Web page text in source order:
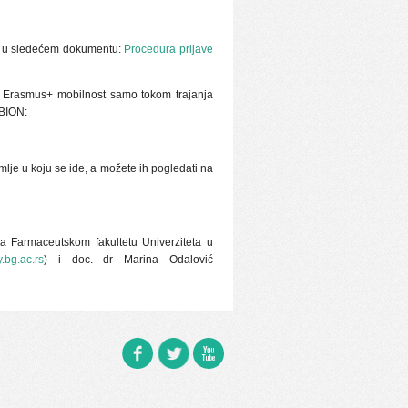
sledećem dokumentu: Procedura prijave
mobilnost samo tokom trajanja
u koju se ide, a možete ih pogledati na
fakultetu Univerziteta u
) i doc. dr Marina Odalović